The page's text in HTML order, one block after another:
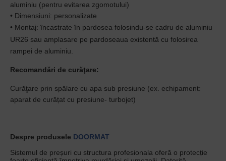
aluminiu (pentru evitarea zgomotului)
• Dimensiuni: personalizate
• Montaj: încastrate în pardosea folosindu-se cadru de aluminiu
UR26 sau amplasare pe pardoseaua existentă cu folosirea
rampei de aluminiu.
Recomandări de curăţare:
Curăţare prin spălare cu apa sub presiune (ex. echipament:
aparat de curățat cu presiune- turbojet)
Despre produsele DOORMAT
Sistemul de preșuri cu structura profesionala oferă o protecție